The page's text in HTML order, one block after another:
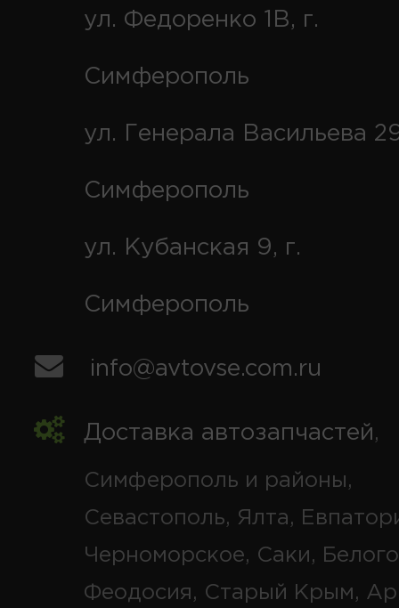
ул. Федоренко 1В, г.
Симферополь
ул. Генерала Васильева
Симферополь
ул. Кубанская 9, г.
Симферополь
info@avtovse.com.ru
Доставка автозапчастей,
Симферополь и районы,
Севастополь, Ялта,
Черноморское, Саки,
Феодосия, Старый Крым,